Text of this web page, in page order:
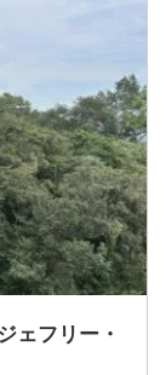
ェフリー・